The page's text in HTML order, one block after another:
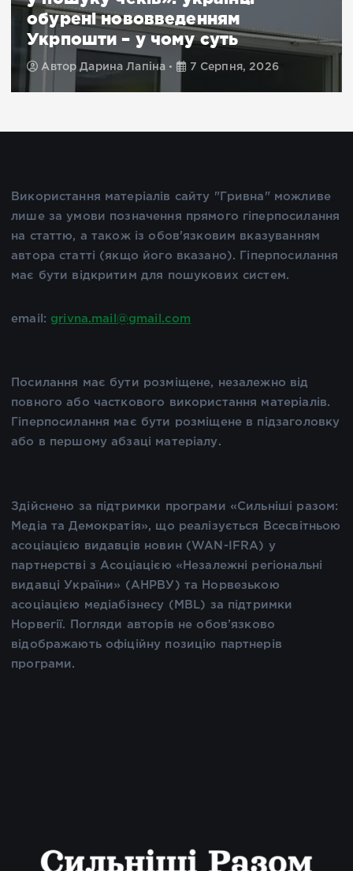
обурені нововведенням
Укрпошти – у чому суть
АвторДарина Лапіна 7 Серпня, 2026
Використання матеріалів сайту "Гривна" можливе
лише за умови позначення прямого гіперпосилання
на статтю, а також із обов'язковим вказуванням
автора статті (якщо його вказано). Гіперпосилання
має бути відкритим для пошукових систем.
email: grivna.mail@gmail.com
Посилання має бути розміщене, незалежно від
повного або часткового використання матеріалів.
Гіперпосилання має бути розміщене в підзаголовку
або в першому абзаці матеріалу.
Здійснено за підтримки програми «Сильніші разом:
Медіа та Демократія», що реалізується Всесвітньою
асоціацією видавців новин (WAN-IFRA) у
партнерстві з Асоціацією «Незалежні регіональні
видавці України» (АНРВУ) та Норвезькою
асоціацією медіабізнесу (MBL) за підтримки
Норвегії. Погляди авторів не обов’язково
відображають офіційну позицію партнерів
програми.